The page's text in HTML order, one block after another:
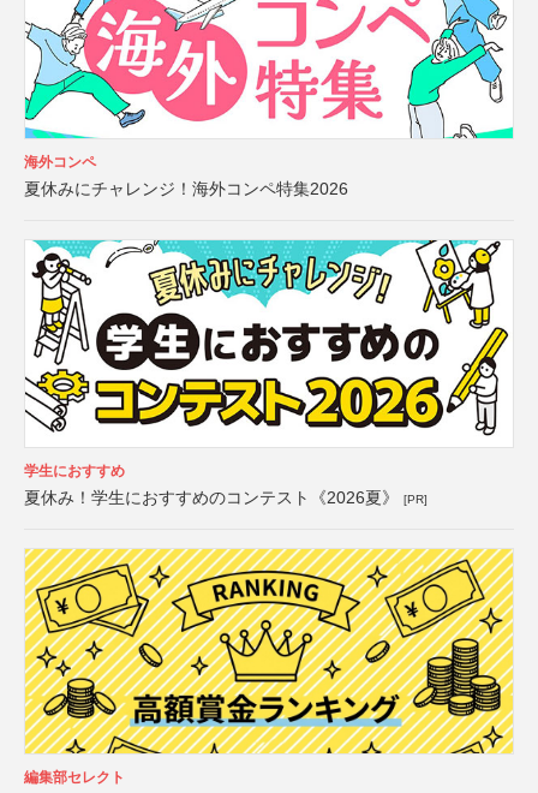
海外コンペ
夏休みにチャレンジ！海外コンペ特集2026
学生におすすめ
夏休み！学生におすすめのコンテスト《2026夏》 [PR]
編集部セレクト